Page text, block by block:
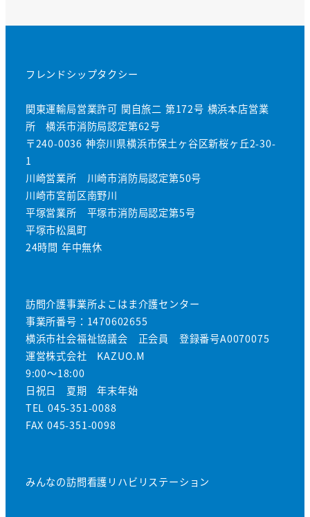
フレンドシップタクシー
関東運輸局営業許可 関自旅二 第172号 横浜本店営業
所 横浜市消防局認定第62号
〒240-0036 神奈川県横浜市保土ヶ谷区新桜ヶ丘2-30-
1
川崎営業所 川崎市消防局認定第50号
川崎市宮前区南野川
平塚営業所 平塚市消防局認定第5号
平塚市松風町
24時間 年中無休
訪問介護事業所よこはま介護センター
事業所番号：1470602655
横浜市社会福祉協議会 正会員 登録番号A0070075
運営株式会社 KAZUO.M
9:00～18:00
日祝日 夏期 年末年始
TEL 045-351-0088
FAX 045-351-0098
みんなの訪問看護リハビリステーション